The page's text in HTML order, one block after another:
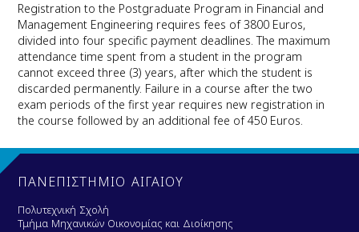
Registration to the Postgraduate Program in Financial and
Management Engineering requires fees of 3800 Euros,
divided into four specific payment deadlines. The maximum
attendance time spent from a student in the program
cannot exceed three (3) years, after which the student is
discarded permanently. Failure in a course after the two
exam periods of the first year requires new registration in
the course followed by an additional fee of 450 Euros.
ΠΑΝΕΠΙΣΤΗΜΙΟ ΑΙΓΑΙΟΥ
Πολυτεχνική Σχολή
Τμήμα Μηχανικών Οικονομίας και Διοίκησης